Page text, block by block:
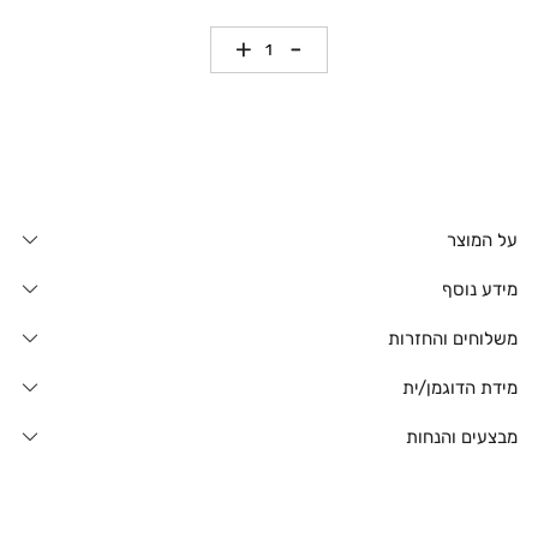
כמות
על המוצר
מידע נוסף
משלוחים והחזרות
מידת הדוגמן/ית
מבצעים והנחות